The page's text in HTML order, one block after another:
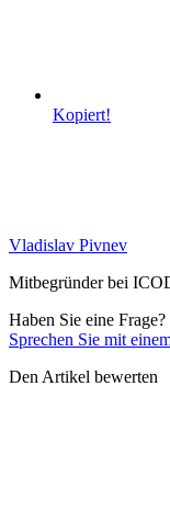
Kopiert!
Vladislav Pivnev
Mitbegründer bei
Haben Sie eine Frage?
Sprechen Sie mit
Den Artikel bewerten